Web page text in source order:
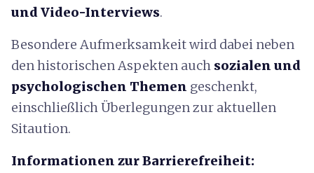
und Video-Interviews.
Besondere Aufmerksamkeit wird dabei neben
den historischen Aspekten auch sozialen und
psychologischen Themen geschenkt,
einschließlich Überlegungen zur aktuellen
Sitaution.
Informationen zur Barrierefreiheit: